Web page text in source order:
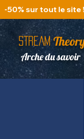
-50% sur tout le
STREAM
Arche du savoir